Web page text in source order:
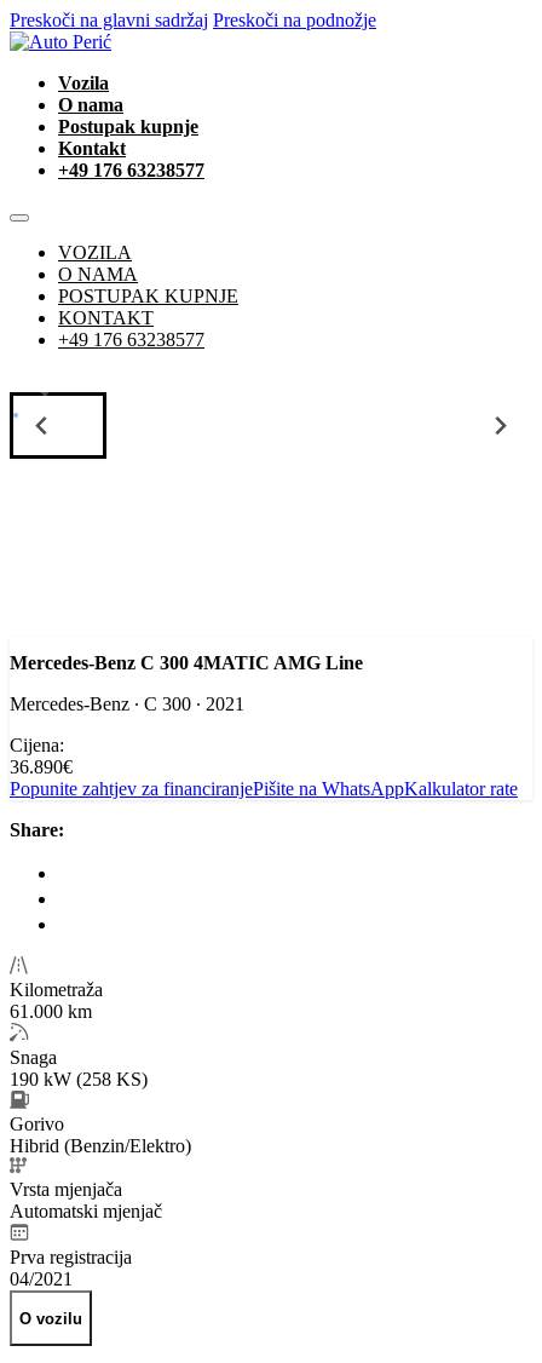
Preskoči na glavni sadržaj Preskoči na podnožje
Vozila
O nama
Postupak kupnje
Kontakt
+49 176 63238577
VOZILA
O NAMA
POSTUPAK KUPNJE
KONTAKT
+49 176 63238577
Mercedes-Benz C 300 4MATIC AMG Line
Mercedes-Benz ∙ C 300 ∙ 2021
Cijena:
36.890€
Popunite zahtjev za financiranjePišite na WhatsAppKalkulator rate
Kilometraža
61.000 km
Snaga
190 kW (258 KS)
Gorivo
Hibrid (Benzin/Elektro)
Vrsta mjenjača
Automatski mjenjač
Prva registracija
04/2021
Share:
O vozilu